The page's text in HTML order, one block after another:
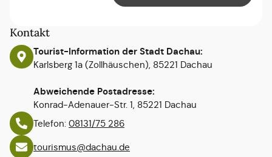
Kontakt
Tourist-Information der Stadt Dachau:
Karlsberg 1a (Zollhäuschen), 85221 Dachau
Abweichende Postadresse:
Konrad-Adenauer-Str. 1, 85221 Dachau
Telefon: 08131/75 286
tourismus@dachau.de